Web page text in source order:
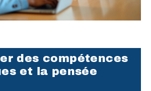
des compétences
et la pensée